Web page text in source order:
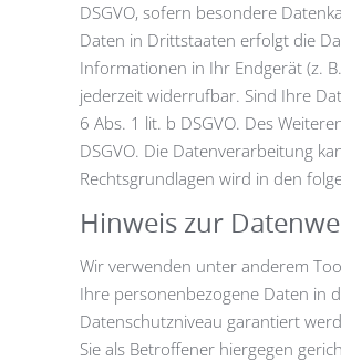
DSGVO, sofern besondere
Daten in Drittstaaten erfolgt die
Informationen in Ihr Endgerät (z.
jederzeit widerrufbar. Sind Ihre
6 Abs. 1 lit. b DSGVO. Des
DSGVO. Die Datenverarbeitung
Rechtsgrundlagen wird in den
Hinweis zur
Wir verwenden unter anderem
Ihre personenbezogene Daten in
Datenschutzniveau garantiert
Sie als Betroffener hiergegen